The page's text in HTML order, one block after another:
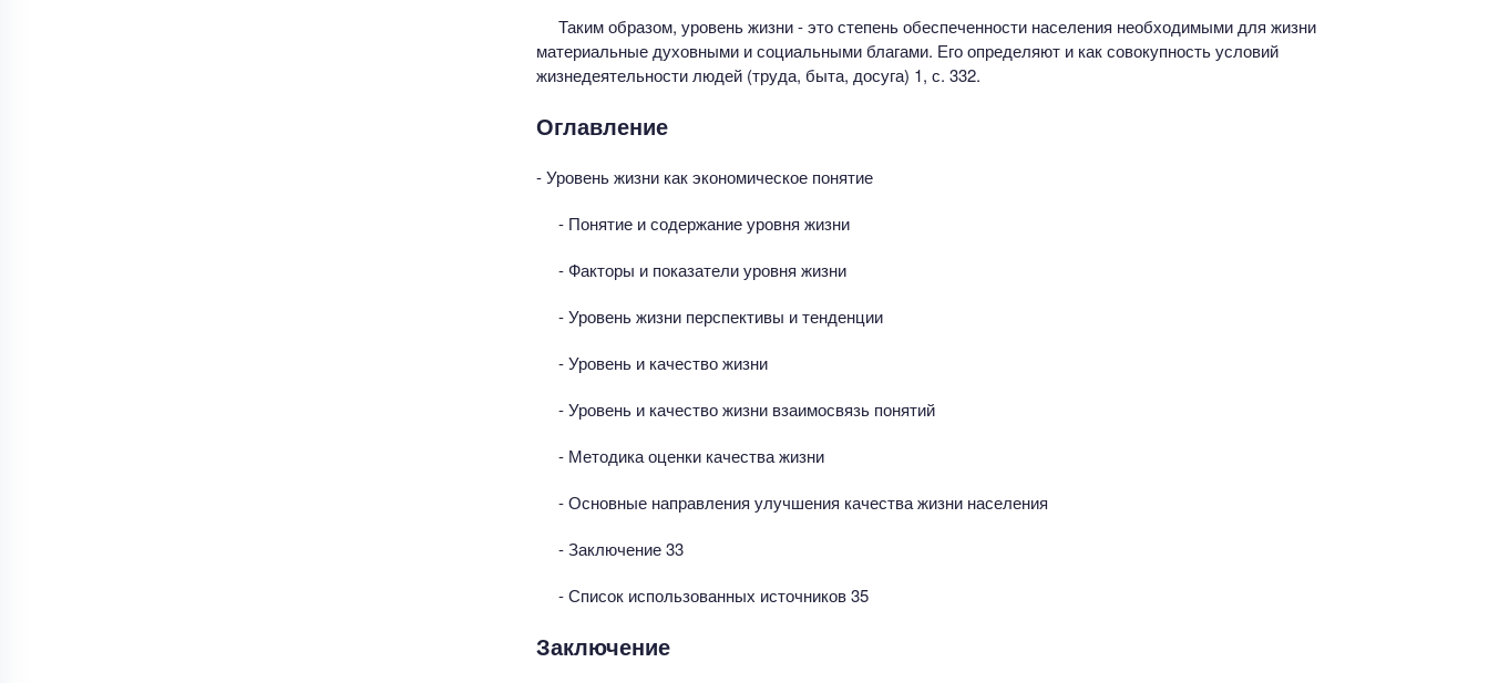
Таким образом, уровень жизни - это степень обеспеченности населения необходимыми для жизни
материальные духовными и социальными благами. Его определяют и как совокупность условий
жизнедеятельности людей (труда, быта, досуга) 1, с. 332.
Оглавление
- Уровень жизни как экономическое понятие
- Понятие и содержание уровня жизни
- Факторы и показатели уровня жизни
- Уровень жизни перспективы и тенденции
- Уровень и качество жизни
- Уровень и качество жизни взаимосвязь понятий
- Методика оценки качества жизни
- Основные направления улучшения качества жизни населения
- Заключение 33
- Список использованных источников 35
Заключение